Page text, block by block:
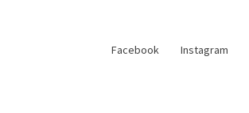
Facebook Instagram